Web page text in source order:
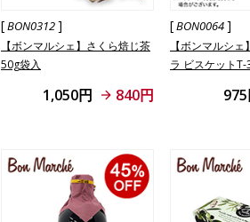
[BON0312]
【ボンマルシェ】さくら焙じ茶
50g袋入
1,050円 840円
[BON0064]
【ボンマルシ
ラ ビスケットT-